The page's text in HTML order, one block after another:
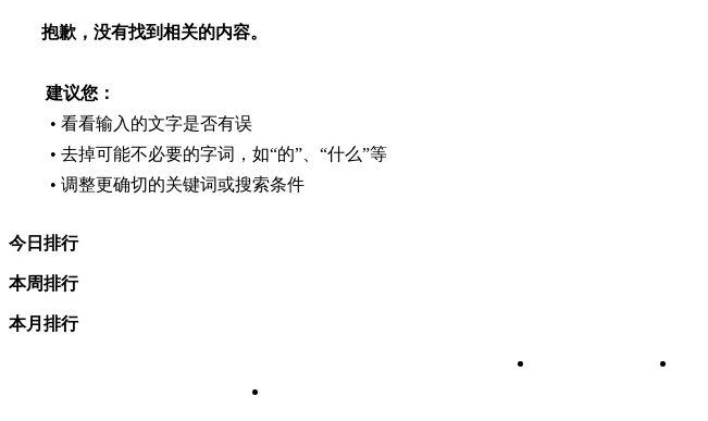
抱歉，没有找到相关的内容。
建议您：
• 看看输入的文字是否有误
• 去掉可能不必要的字词，如“的”、“什么”等
• 调整更确切的关键词或搜索条件
今日排行
本周排行
本月排行